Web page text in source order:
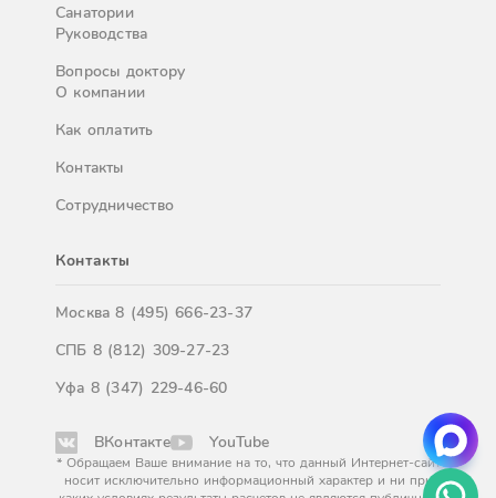
Санатории
Руководства
Вопросы доктору
О компании
Как оплатить
Контакты
Сотрудничество
Контакты
Москва8 (495) 666-23-37
СПБ 8 (812) 309-27-23
Уфа 8 (347) 229-46-60
ВКонтакте YouTube
* Обращаем Ваше внимание на то, что данный Интернет-сайт
носит исключительно информационный характер и ни при